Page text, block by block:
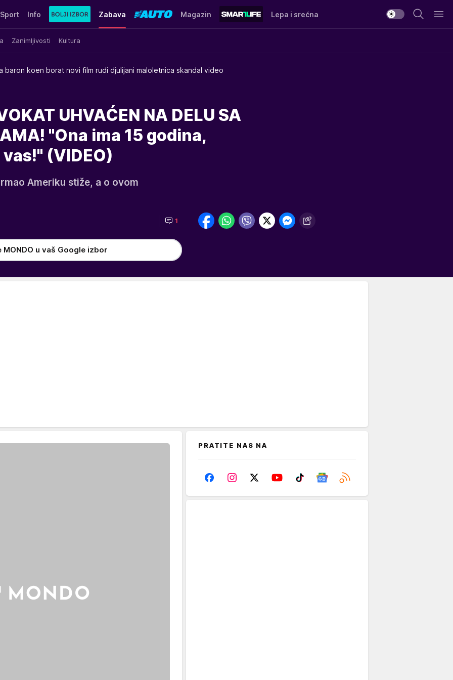
Sport Info Zabava
Zanimljivosti Kultura
Magazin Lepa i srećna
baron koen borat novi film rudi djulijani maloletnica skandal video
UHVAĆEN NA DELU SA
"Ona ima 15 godina,
(VIDEO)
Ameriku stiže, a o ovom
1
MONDO u vaš Google izbor
PRATITE NAS NA